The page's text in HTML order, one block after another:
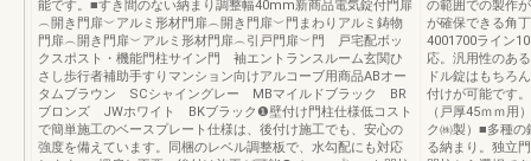
能です。■すき間のない納まり調整幅40mm新商品電気錠付門扉
︵開き門扉︶アルミ形材門扉︵開き門扉︶門まわりアルミ鋳物
門扉︵開き門扉︶アルミ形材門扉︵引戸門扉︶門 戸宅配ボッ
クスポスト・機能門柱サイン門 袖エントランスルーム玄関ひ
さし歩行者補助手すりマンション向けアルコーブ用商品ABオー
タムブラウン SCシャイングレー MBマイルドブラック BR
ブロンズ JWホワイト BKブラック❶壁付け門柱仕様低コスト
で簡単施工のベースプレート仕様は、後付け施工でも、安心の
強度を備えています。同梱のレベル調整板で、水勾配にも対応
の範囲での製作
が確保できる角
4001700ライン
応。汎用性のあ
ドル錠はもちろ
付けが可能です
（戸厚45ｍｍ用
ク㈱製）■多種
る納まり。独立